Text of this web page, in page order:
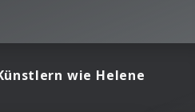
wie Helene